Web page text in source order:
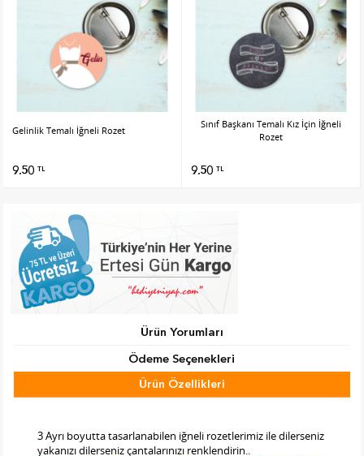
Gelinlik Temalı İğneli Rozet
9.50 TL
Sınıf Başkanı Temalı Kız İçin İğneli
Rozet
9.50 TL
Ürün Özellikleri
Ürün Yorumları
Ödeme Seçenekleri
Tab Başlık 2
3 Ayrı boyutta tasarlanabilen iğneli rozetlerimiz ile dilerseniz
yakanızı dilerseniz çantalarınızı renklendirin..